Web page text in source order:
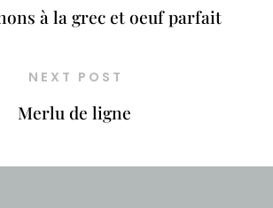
à la grec et oeuf parfait
NEXT POST
Merlu de ligne